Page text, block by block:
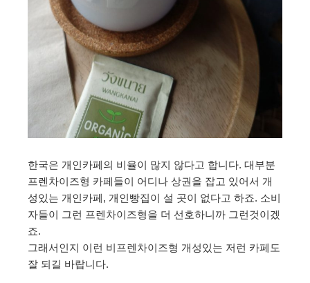
한국은 개인카페의 비율이 많지 않다고 합니다. 대부분
프렌차이즈형 카페들이 어디나 상권을 잡고 있어서 개
성있는 개인카페, 개인빵집이 설 곳이 없다고 하죠. 소비
자들이 그런 프렌차이즈형을 더 선호하니까 그런것이겠
죠.
그래서인지 이런 비프렌차이즈형 개성있는 저런 카페도
잘 되길 바랍니다.